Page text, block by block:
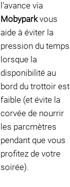
l’avance via
Mobyparkvous
aide à éviter la
pression du temps
lorsque la
disponibilité au
bord du trottoir est
faible (et évite la
corvée de nourrir
les parcmètres
pendant que vous
profitez de votre
soirée).